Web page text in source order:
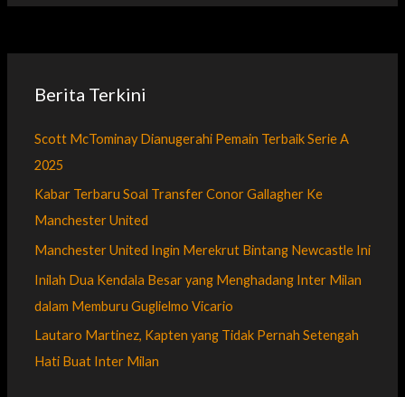
Berita Terkini
Scott McTominay Dianugerahi Pemain Terbaik Serie A
2025
Kabar Terbaru Soal Transfer Conor Gallagher Ke
Manchester United
Manchester United Ingin Merekrut Bintang Newcastle Ini
Inilah Dua Kendala Besar yang Menghadang Inter Milan
dalam Memburu Guglielmo Vicario
Lautaro Martinez, Kapten yang Tidak Pernah Setengah
Hati Buat Inter Milan